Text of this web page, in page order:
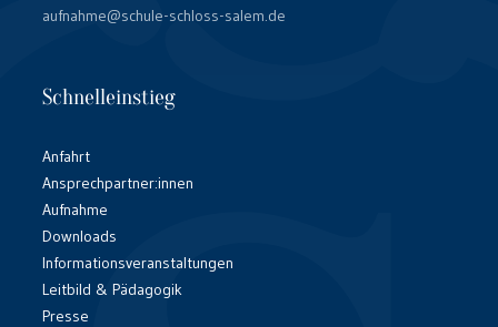
aufnahme@schule-schloss-salem.de
Schnelleinstieg
Anfahrt
Ansprechpartner:innen
Aufnahme
Downloads
Informationsveranstaltungen
Leitbild & Pädagogik
Presse